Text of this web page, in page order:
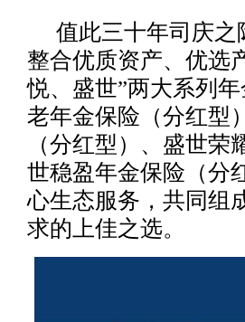
值此三十年司庆
整合优质资产、优选
悦、盛世”两大系列
老年金保险（分红型
（分红型）、盛世
世稳盈年金保险（分
心生态服务，共同组
求的上佳之选。